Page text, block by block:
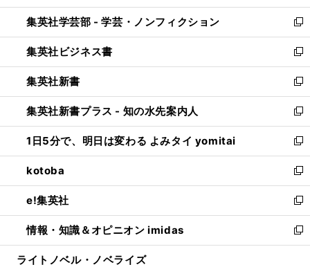
開
く
ウ
で
開
く
ン
ド
ウ
で
開
く
ウ
ィ
ン
ド
ウ
で
開
く
集英社学芸部 - 学芸・ノンフィクション
新
し
い
ウ
ィ
ン
ド
ウ
で
開
く
集英社ビジネス書
新
し
い
ウ
ィ
ン
ド
ウ
で
開
く
集英社新書
新
し
い
ウ
ィ
ン
ド
ウ
で
開
く
集英社新書プラス - 知の水先案内人
新
し
い
ウ
ィ
ン
ド
ウ
で
開
1日5分で、明日は変わる よみタイ yomitai
新
し
い
ウ
ィ
ン
ド
ウ
kotoba
新
し
い
ウ
ィ
ン
e!集英社
新
し
い
ウ
情報・知識＆オピニオン imidas
新
し
ライトノベル・ノベライズ